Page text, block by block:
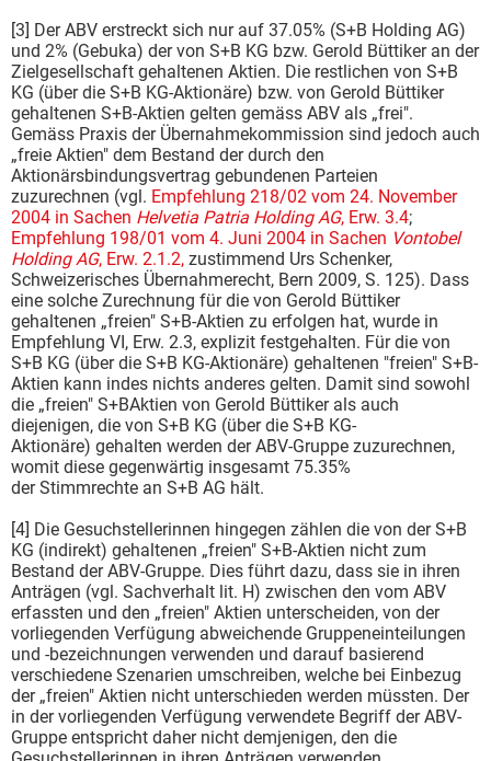
[3] Der ABV erstreckt sich nur auf 37.05% (S+B Holding AG)
und 2% (Gebuka) der von S+B KG bzw. Gerold Büttiker an der
Zielgesellschaft gehaltenen Aktien. Die restlichen von S+B
KG (über die S+B KG-Aktionäre) bzw. von Gerold Büttiker
gehaltenen S+B-Aktien gelten gemäss ABV als „frei".
Gemäss Praxis der Übernahmekommission sind jedoch auch
„freie Aktien" dem Bestand der durch den
Aktionärsbindungsvertrag gebundenen Parteien
zuzurechnen (vgl. Empfehlung 218/02 vom 24. November
2004 in Sachen Helvetia Patria Holding AG, Erw. 3.4;
Empfehlung 198/01 vom 4. Juni 2004 in Sachen Vontobel
Holding AG, Erw. 2.1.2, zustimmend Urs Schenker,
Schweizerisches Übernahmerecht, Bern 2009, S. 125). Dass
eine solche Zurechnung für die von Gerold Büttiker
gehaltenen „freien" S+B-Aktien zu erfolgen hat, wurde in
Empfehlung VI, Erw. 2.3, explizit festgehalten. Für die von
S+B KG (über die S+B KG-Aktionäre) gehaltenen "freien" S+B-
Aktien kann indes nichts anderes gelten. Damit sind sowohl
die „freien" S+BAktien von Gerold Büttiker als auch
diejenigen, die von S+B KG (über die S+B KG-
Aktionäre) gehalten werden der ABV-Gruppe zuzurechnen,
womit diese gegenwärtig insgesamt 75.35%
der Stimmrechte an S+B AG hält.
[4] Die Gesuchstellerinnen hingegen zählen die von der S+B
KG (indirekt) gehaltenen „freien" S+B-Aktien nicht zum
Bestand der ABV-Gruppe. Dies führt dazu, dass sie in ihren
Anträgen (vgl. Sachverhalt lit. H) zwischen den vom ABV
erfassten und den „freien" Aktien unterscheiden, von der
vorliegenden Verfügung abweichende Gruppeneinteilungen
und -bezeichnungen verwenden und darauf basierend
verschiedene Szenarien umschreiben, welche bei Einbezug
der „freien" Aktien nicht unterschieden werden müssten. Der
in der vorliegenden Verfügung verwendete Begriff der ABV-
Gruppe entspricht daher nicht demjenigen, den die